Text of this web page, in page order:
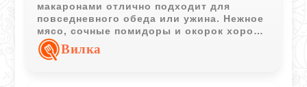
макаронами отлично подходит для
повседневного обеда или ужина. Нежное
мясо, сочные помидоры и окорок хорошо
сочетаются с майонезной заправкой, а
сам салат получается простым, но очень
Вилка